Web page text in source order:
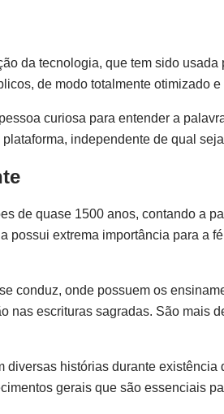
da tecnologia, que tem sido
de modo totalmente otimizado e
curiosa para entender a
independente de qual
de quase 1500 anos, contando a
extrema importância para a
conduz, onde possuem os
nas escrituras sagradas. São mais
histórias durante existência
gerais que são essenciais